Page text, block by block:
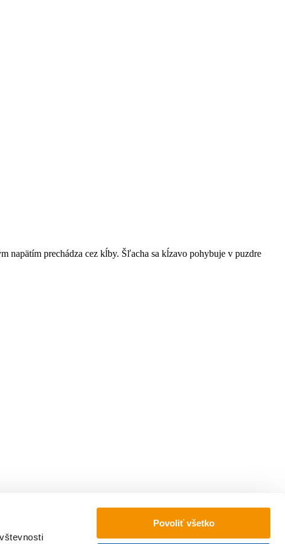
Povoliť všetko
napätím prechádza cez kĺby. Šľacha sa kĺzavo pohybuje v puzdre